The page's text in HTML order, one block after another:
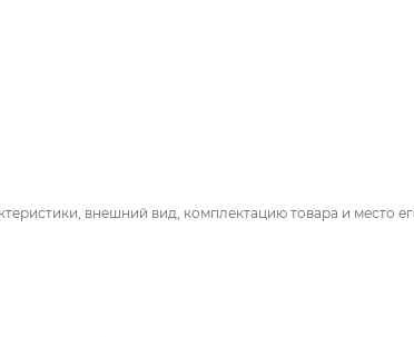
внешний вид, комплектацию товара и место